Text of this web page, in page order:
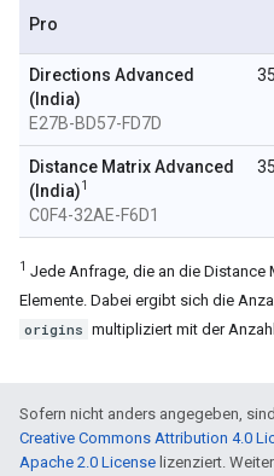
Pro
Directions Advanced
(India)
E27B-BD57-FD7D
Distance Matrix Advanced
(India)1
C0F4-32AE-F6D1
1 Jede Anfrage, die an die Distance
Elemente. Dabei ergibt sich die
origins multipliziert mit der
Sofern nicht anders angegeben,
Creative Commons Attribution 4.0
Apache 2.0 License lizenziert.